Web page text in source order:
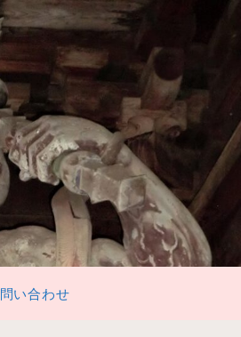
問い合わせ